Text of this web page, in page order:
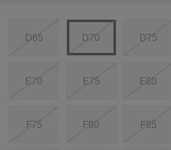
D65 D70 D75
E70 E75 E80
F75 F80 F85